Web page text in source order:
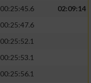
00:25:45.6
02:09:14
00:25:47.6
00:25:52.1
00:25:53.1
00:25:56.1